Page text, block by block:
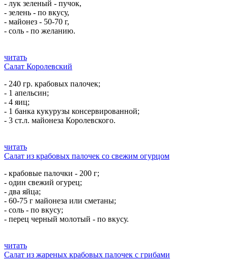
- лук зеленый - пучок,
- зелень - по вкусу,
- майонез - 50-70 г,
- соль - по желанию.
читать
Салат Королевский
- 240 гр. крабовых палочек;
- 1 апельсин;
- 4 яиц;
- 1 банка кукурузы консервированной;
- 3 ст.л. майонеза Королевского.
читать
Салат из крабовых палочек со свежим огурцом
- крабовые палочки - 200 г;
- один свежий огурец;
- два яйца;
- 60-75 г майонеза или сметаны;
- соль - по вкусу;
- перец черный молотый - по вкусу.
читать
Салат из жареных крабовых палочек с грибами